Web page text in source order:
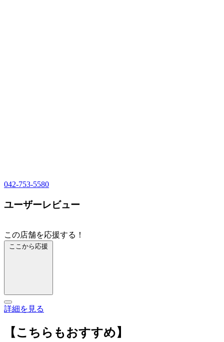
042-753-5580
ユーザーレビュー
この店舗を応援する！
ここから応援
詳細を見る
【こちらもおすすめ】